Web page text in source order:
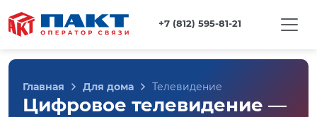
+7 (812) 595-81-21
Главная Для дома Телевидение
Цифровое телевидение —